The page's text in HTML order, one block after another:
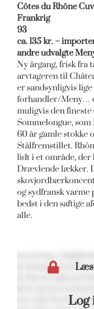
Côtes du Rhône
Frankrig
93
ca. 135 kr. –
andre udvalgte
Ny årgang, frisk fra
arvtageren til
er sandsynligvis
forhandler/Meny…
muligvis den
Sommelongue,
60 år gamle stokke
Stålfremstillet.
lidt i et område, der
Drævlende lækker.
og sydfransk
bedst i den saftige
alle.
Læs
Log